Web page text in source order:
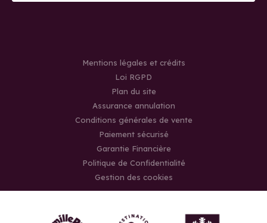
Mentions légales et crédits
Loi RGPD
Plan du site
Assurance annulation
Conditions générales de vente
Paiement sécurisé
Garantie Financière
Politique de Confidentialité
Gestion des cookies